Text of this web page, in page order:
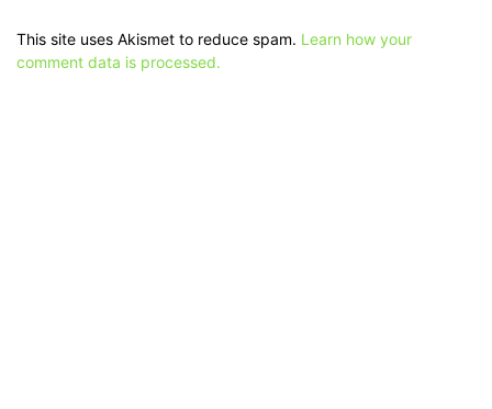
This site uses Akismet to reduce spam. Learn how your
comment data is processed.